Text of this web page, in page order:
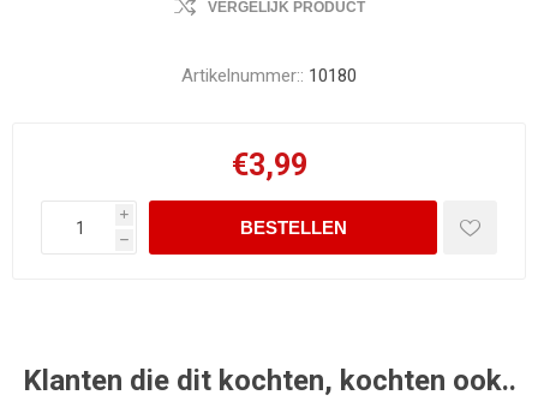
VERGELIJK PRODUCT
Artikelnummer:: 10180
€3,99
i
h
Klanten die dit kochten, kochten ook..